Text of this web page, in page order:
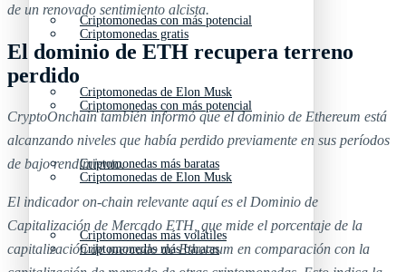
Criptomonedas con más potencial
Criptomonedas de Elon Musk
Criptomonedas más baratas
Criptomonedas más volátiles
Criptomonedas gratis
Criptomonedas con más potencial
Criptomonedas de Elon Musk
Criptomonedas más baratas
de un renovado sentimiento alcista.
El dominio de ETH recupera terreno
perdido
CryptoOnchain también informó que el dominio de Ethereum está
alcanzando niveles que había perdido previamente en sus períodos
de bajo rendimiento.
El indicador on-chain relevante aquí es el Dominio de
Capitalización de Mercado ETH, que mide el porcentaje de la
capitalización de mercado de Ethereum en comparación con la